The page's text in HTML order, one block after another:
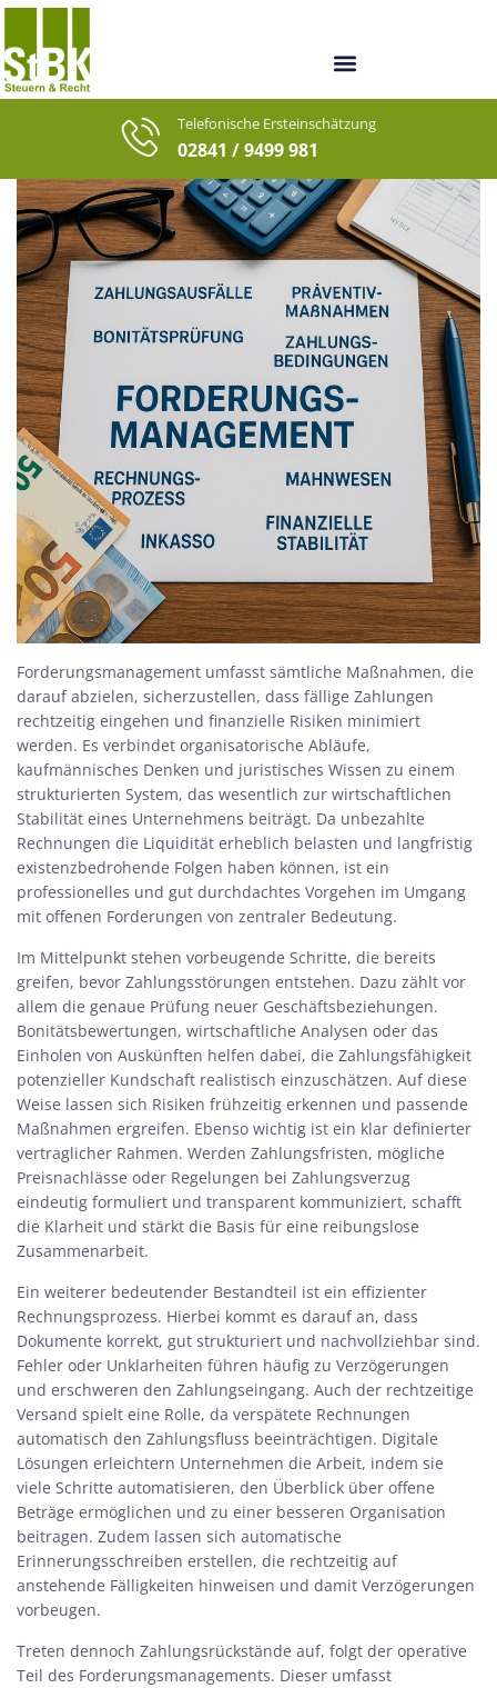
Telefonische Ersteinschätzung
02841 / 9499 981
Forderungsmanagement umfasst sämtliche Maßnahmen, die
darauf abzielen, sicherzustellen, dass fällige Zahlungen
rechtzeitig eingehen und finanzielle Risiken minimiert
werden. Es verbindet organisatorische Abläufe,
kaufmännisches Denken und juristisches Wissen zu einem
strukturierten System, das wesentlich zur wirtschaftlichen
Stabilität eines Unternehmens beiträgt. Da unbezahlte
Rechnungen die Liquidität erheblich belasten und langfristig
existenzbedrohende Folgen haben können, ist ein
professionelles und gut durchdachtes Vorgehen im Umgang
mit offenen Forderungen von zentraler Bedeutung.
Im Mittelpunkt stehen vorbeugende Schritte, die bereits
greifen, bevor Zahlungsstörungen entstehen. Dazu zählt vor
allem die genaue Prüfung neuer Geschäftsbeziehungen.
Bonitätsbewertungen, wirtschaftliche Analysen oder das
Einholen von Auskünften helfen dabei, die Zahlungsfähigkeit
potenzieller Kundschaft realistisch einzuschätzen. Auf diese
Weise lassen sich Risiken frühzeitig erkennen und passende
Maßnahmen ergreifen. Ebenso wichtig ist ein klar definierter
vertraglicher Rahmen. Werden Zahlungsfristen, mögliche
Preisnachlässe oder Regelungen bei Zahlungsverzug
eindeutig formuliert und transparent kommuniziert, schafft
die Klarheit und stärkt die Basis für eine reibungslose
Zusammenarbeit.
Ein weiterer bedeutender Bestandteil ist ein effizienter
Rechnungsprozess. Hierbei kommt es darauf an, dass
Dokumente korrekt, gut strukturiert und nachvollziehbar sind.
Fehler oder Unklarheiten führen häufig zu Verzögerungen
und erschweren den Zahlungseingang. Auch der rechtzeitige
Versand spielt eine Rolle, da verspätete Rechnungen
automatisch den Zahlungsfluss beeinträchtigen. Digitale
Lösungen erleichtern Unternehmen die Arbeit, indem sie
viele Schritte automatisieren, den Überblick über offene
Beträge ermöglichen und zu einer besseren Organisation
beitragen. Zudem lassen sich automatische
Erinnerungsschreiben erstellen, die rechtzeitig auf
anstehende Fälligkeiten hinweisen und damit Verzögerungen
vorbeugen.
Treten dennoch Zahlungsrückstände auf, folgt der operative
Teil des Forderungsmanagements. Dieser umfasst